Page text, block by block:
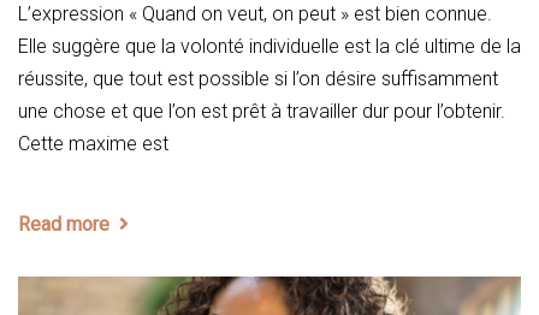
L’expression « Quand on veut, on peut » est bien connue.
Elle suggère que la volonté individuelle est la clé ultime de la
réussite, que tout est possible si l’on désire suffisamment
une chose et que l’on est prêt à travailler dur pour l’obtenir.
Cette maxime est
Read more